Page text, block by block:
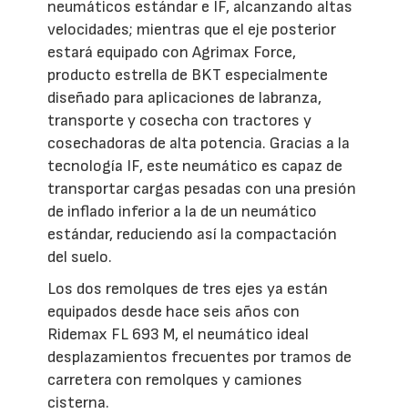
neumáticos estándar e IF, alcanzando altas
velocidades; mientras que el eje posterior
estará equipado con Agrimax Force,
producto estrella de BKT especialmente
diseñado para aplicaciones de labranza,
transporte y cosecha con tractores y
cosechadoras de alta potencia. Gracias a la
tecnología IF, este neumático es capaz de
transportar cargas pesadas con una presión
de inflado inferior a la de un neumático
estándar, reduciendo así la compactación
del suelo.
Los dos remolques de tres ejes ya están
equipados desde hace seis años con
Ridemax FL 693 M, el neumático ideal
desplazamientos frecuentes por tramos de
carretera con remolques y camiones
cisterna.